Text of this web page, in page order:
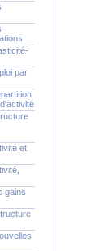
par
et
gains